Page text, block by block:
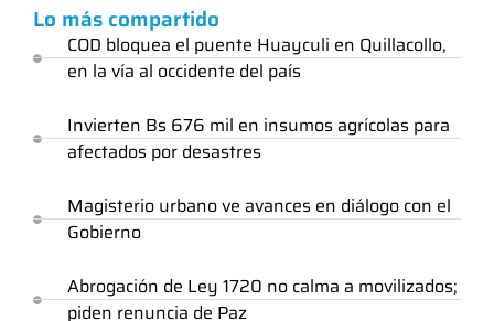
Lo más compartido
COD bloquea el puente Huayculi en Quillacollo,
en la vía al occidente del país
Invierten Bs 676 mil en insumos agrícolas para
afectados por desastres
Magisterio urbano ve avances en diálogo con el
Gobierno
Abrogación de Ley 1720 no calma a movilizados;
piden renuncia de Paz